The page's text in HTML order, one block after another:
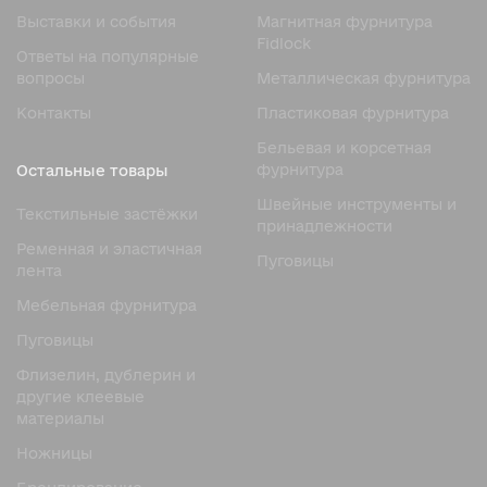
предотвращая их растяжение и деформацию. Клеевой
флизелин и дублерин бывают разных видов, что
позволяет использовать их для различных типов тканей
и целей.
Виды клеевого флизелина и
дублерина
По материалу изготовления
Натуральный
натуральных волокон, таких как хлопок или лен. Он
обладает высокой воздухопроницаемостью и
использования в одежде и аксессуарах.
Преимущества:
Высокая воздухопроницаемость
Экологичность
Выставки и события
Ответы на популярные
вопросы
Контакты
Магнитная фурнитура
Fidlock
Металлическая фурнитура
Пластиковая фурнитура
Бельевая и корсетная
фурнитура
Швейные инструменты и
принадлежности
Пуговицы
Остальные товары
Текстильные застёжки
Ременная и эластичная
лента
Мебельная фурнитура
Пуговицы
Флизелин, дублерин и
другие клеевые
материалы
Ножницы